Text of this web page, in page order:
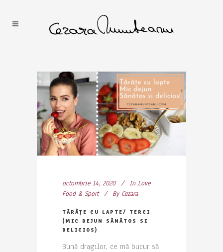
octombrie 14, 2020 In Love
Food & Sport
By Cezara
TĂRÂȚE CU LAPTE/ TERCI
(MIC DEJUN SĂNĂTOS SI
DELICIOS)
Bună dragilor, ce mă bucur să